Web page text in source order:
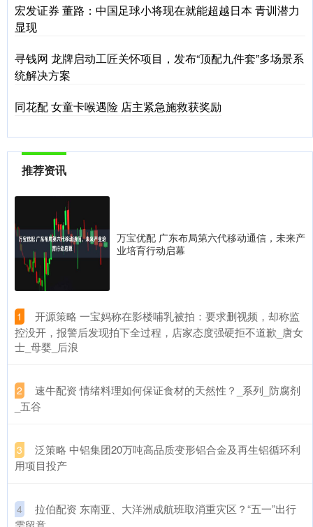
宏发证券 董路：中国足球小将现在就能超越日本 青训潜力
显现
寻钱网 龙牌启动工匠关怀项目，发布“顶配九件套”多场景系
统解决方案
同花配 女童卡喉遇险 店主紧急施救获奖励
推荐资讯
万宝优配 广东布局第六代移动通信，未来产
业培育行动启幕
1
​开源策略 一宝妈称在影楼哺乳被拍：要求删视频，却称监
控没开，报警后发现拍下全过程，店家态度强硬拒不道歉_唐女
士_母婴_后浪
2
​速牛配资 情绪料理如何保证食材的天然性？_系列_防腐剂
_五谷
3
​泛策略 中铝集团20万吨高品质变形铝合金及再生铝循环利
用项目投产
4
​拉伯配资 东南亚、大洋洲成航班取消重灾区？“五一”出行